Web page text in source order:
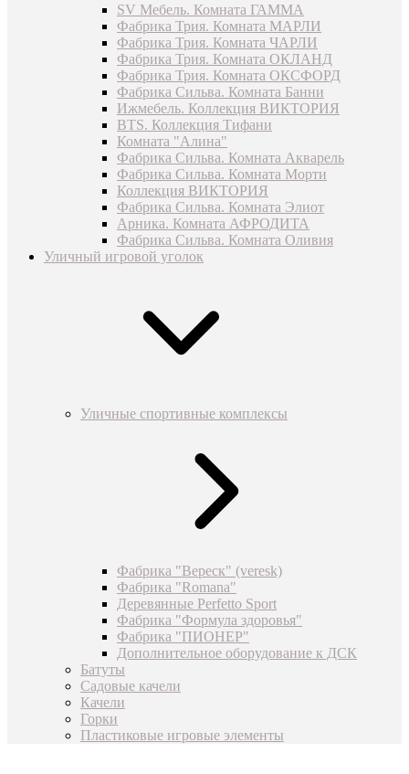
SV Мебель. Комната ГАММА
Фабрика Трия. Комната МАРЛИ
Фабрика Трия. Комната ЧАРЛИ
Фабрика Трия. Комната ОКЛАНД
Фабрика Трия. Комната ОКСФОРД
Фабрика Сильва. Комната Банни
Ижмебель. Коллекция ВИКТОРИЯ
BTS. Коллекция Тифани
Комната "Алина"
Фабрика Сильва. Комната Акварель
Фабрика Сильва. Комната Морти
Коллекция ВИКТОРИЯ
Фабрика Сильва. Комната Элиот
Арника. Комната АФРОДИТА
Фабрика Сильва. Комната Оливия
Уличный игровой уголок
Уличные спортивные комплексы
Фабрика "Вереск" (veresk)
Фабрика "Romana"
Деревянные Perfetto Sport
Фабрика "Формула здоровья"
Фабрика "ПИОНЕР"
Дополнительное оборудование к ДСК
Батуты
Садовые качели
Качели
Горки
Пластиковые игровые элементы